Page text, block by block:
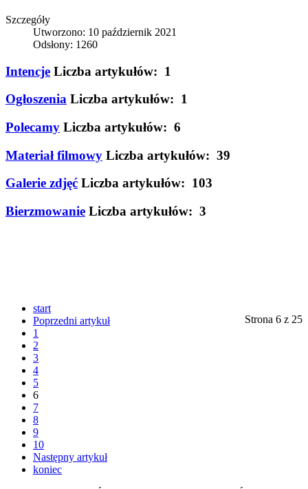
Szczegóły
Utworzono: 10 październik 2021
Odsłony: 1260
Intencje Liczba artykułów: 1
Ogłoszenia Liczba artykułów: 1
Polecamy Liczba artykułów: 6
Materiał filmowy Liczba artykułów: 39
Galerie zdjęć Liczba artykułów: 103
Bierzmowanie Liczba artykułów: 3
Strona 6 z 25
start
Poprzedni artykuł
1
2
3
4
5
6
7
8
9
10
Następny artykuł
koniec